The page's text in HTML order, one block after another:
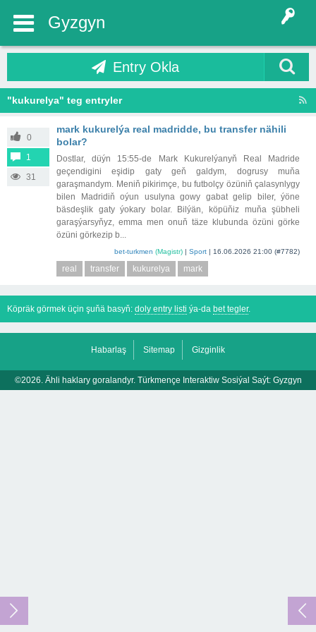
Gyzgyn
Entry Okla
"kukurelya" teg entryler
0
1
31
mark kukurelýa real madridde, bu transfer nähili
bolar?
Dostlar, düýn 15:55-de Mark Kukurelýanyň Real Madride
geçendigini eşidip gaty geň galdym, dogrusy muňa
garaşmandym. Meniň pikirimçe, bu futbolçy özüniň çalasynlygy
bilen Madridiň oýun usulyna gowy gabat gelip biler, ýöne
bäsdeşlik gaty ýokary bolar. Bilýän, köpüňiz muňa şübheli
garaşýarsyňyz, emma men onuň täze klubunda özüni görke
özüni görkezip b...
bet-turkmen (Magistr) |Sport | 16.06.2026 21:00 (#7782)
real transfer kukurelya mark
Köpräk görmek üçin şuňä basyň: doly entry listi ýa-da bet tegler.
Habarlaş Sitemap Gizginlik
©2026. Ähli haklary goralandyr. Türkmençe Interaktiw Sosiýal Saýt: Gyzgyn